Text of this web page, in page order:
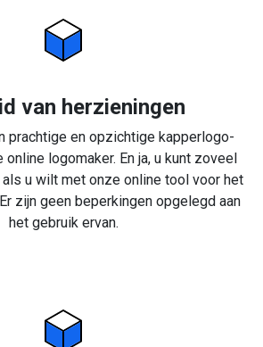
van herzieningen
prachtige en opzichtige kapperlogo-
online logomaker. En ja, u kunt zoveel
u wilt met onze online tool voor het
zijn geen beperkingen opgelegd aan
het gebruik ervan.